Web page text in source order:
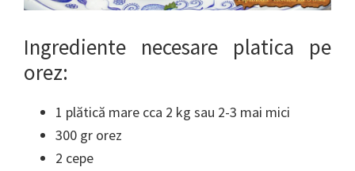
Ingrediente necesare platica pe
orez:
1 plătică mare cca 2 kg sau 2-3 mai mici
300 gr orez
2 cepe